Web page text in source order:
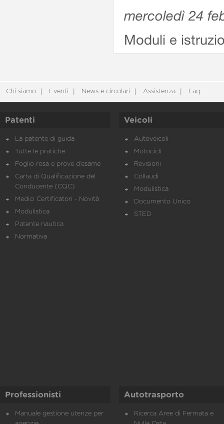
mercoledì 24
Moduli e
Chi siamo Eventi News e circolari Assistenza Faq
Patenti
La patente di guida
Tutte le pratiche
Foglio rosa e prove d’esame
Carta di Qualificazione del
Conducente (CQC)
Medici Certificatori - Novità
Modulistica
Patente nautica
Normativa
Veicoli
Autoveicoli
Motocicli
Revisioni
Collaudi
Modulistica
Documento Unico
STED
Professionisti
Manuale gestione utenze per
Autotrasporto
Ricerca Aree di Fermata e